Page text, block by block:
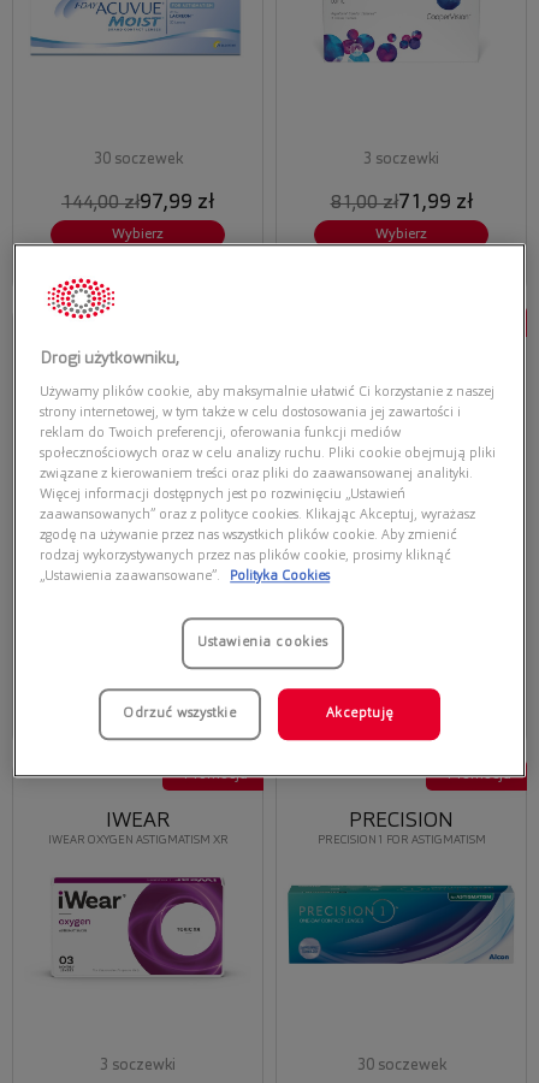
30 soczewek
144,00 zł97,99 zł
Wybierz
obecną promocją: 81,83 zł
3 soczewki
81,00 zł71,99 zł
Wybierz
IWEAR ACTIV ASTIGMATISM
IWEAR
105,97 zł
Wybierz
Najniższa cena z 30 dni przed
obecną promocją: 105,97 zł
AIR OPTIX PLUS HYDRAGLYDE
ASTIGMATISM
136,00 zł
Wybierz
Najniższa cena z 30 dni przed
obecną promocją: 74,87 zł
Promocja
IWEAR OXYGEN ASTIGMATISM XR
IWEAR
3 soczewki
Promocja
PRECISION1 FOR ASTIGMATISM
PRECISION
30 soczewek
Drogi użytkowniku,
Używamy plików cookie, aby maksymalnie ułatwić Ci korzystanie z naszej
strony internetowej, w tym także w celu dostosowania jej zawartości i
reklam do Twoich preferencji, oferowania funkcji mediów
społecznościowych oraz w celu analizy ruchu. Pliki cookie obejmują pliki
związane z kierowaniem treści oraz pliki do zaawansowanej analityki.
Więcej informacji dostępnych jest po rozwinięciu „Ustawień
zaawansowanych” oraz z polityce cookies. Klikając Akceptuj, wyrażasz
zgodę na używanie przez nas wszystkich plików cookie. Aby zmienić
rodzaj wykorzystywanych przez nas plików cookie, prosimy kliknąć
„Ustawienia zaawansowane”.
Polityka Cookies
Ustawienia cookies
Odrzuć wszystkie Akceptuję